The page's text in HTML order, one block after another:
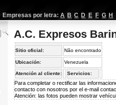
Empresas por letra: A B C D E F G H
A.C. Expresos
Sitio oficial: Não encontrado
Ubicación: Venezuela
Atención al cliente: Servicios:
Para completar o rectificar las
contacto con nosotros por el e-mail
Atención: las fotos pueden mostrar